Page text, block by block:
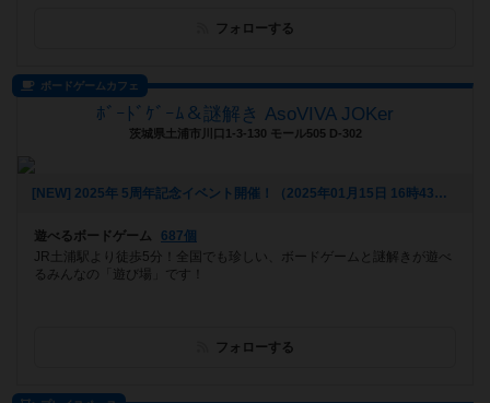
フォローする
ボードゲームカフェ
ﾎﾞｰﾄﾞｹﾞｰﾑ＆謎解き AsoVIVA JOKer
茨城県土浦市川口1-3-130 モール505 D-302
[NEW] 2025年 5周年記念イベント開催！（2025年01月15日 16時43分）
遊べるボードゲーム
687個
JR土浦駅より徒歩5分！全国でも珍しい、ボードゲームと謎解きが遊べ
るみんなの「遊び場」です！
フォローする